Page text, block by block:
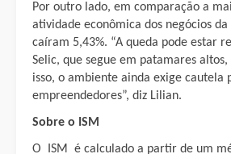
Por outro lado, em comparação a
atividade econômica dos negócios
caíram 5,43%. “A queda pode estar
Selic, que segue em patamares
isso, o ambiente ainda exige cautela
empreendedores”, diz Lilian.
Sobre o ISM
O ISM é calculado a partir de um